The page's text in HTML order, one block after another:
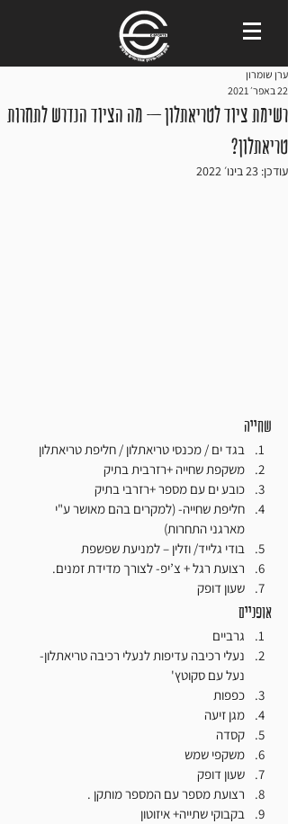
רשימת ציוד לטריאתלון – מה הציוד הנדרש לתחרות
טריאתלון?
ערן שומרון
22 באפר׳ 2021
עודכן: 23 בינו׳ 2022
שחייה
בגד ים / מכנסי טריאתלון / חליפת טריאתלון
משקפת שחייה +רזרבית בתיק
כובע ים עם מספר +רזרבי בתיק
חליפת שחייה- (למקרים בהם מאושר ע"י
מארגני התחרות)
בודי גלייד/ וזלין – למניעת שפשפת
רצועת רגל + צ’יפ- לצורך מדידת זמנים.
שעון דופק
אופניים
גרביים
נעלי רכיבה עדיפות לנעלי רכיבה טריאתלון-
נעל עם סקוטץ'
כפפות
מגן זיעה
קסדה
משקפי שמש
שעון דופק
רצועת מספר עם המספר מותקן .
בקבוקי שתייה+ איזוטון